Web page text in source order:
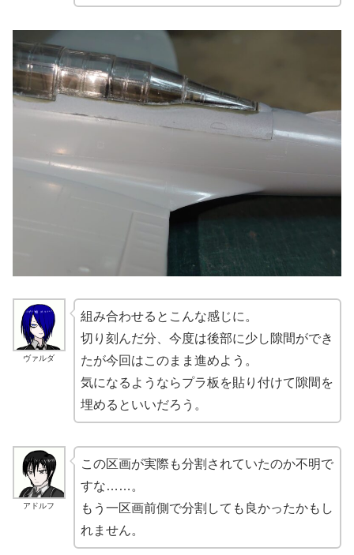
ヴァルダ
組み合わせるとこんな感じに。
切り刻んだ分、今度は後部に少し隙間ができ
たが今回はこのまま進めよう。
気になるようならプラ板を貼り付けて隙間を
埋めるといいだろう。
アドルフ
この区画が実際も分割されていたのか不明で
すな……。
もう一区画前側で分割しても良かったかもし
れません。